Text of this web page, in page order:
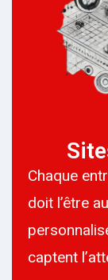
Chaque
doit l’être
captent